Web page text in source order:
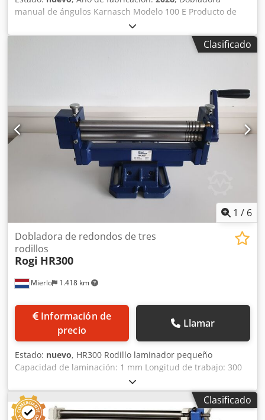
manual de ángulos Karnasch Modelo 100 E Producto de
calidad alemana Crsdpfx Absfhdfvs Rjf Capacidad de
doblado en frío para acero ST 37 Acero de hasta 100 x 6
mm Material redondo macizo de 18 mm Con tope deClasificado
1 / 6
Mierlo 1.418 km
Dobladora de redondos de tres
rodillos
Rogi HR300
Información de
precio
Llamar
Estado: nuevo, HR300 Rodillo laminador pequeño
Capacidad de laminación: 1 mm Longitud de trabajo: 300
mm Diámetro de los rodillos: 30 mm Crsdpfx Absga Tzbs
Ref Peso: 10 kg
Clasificado